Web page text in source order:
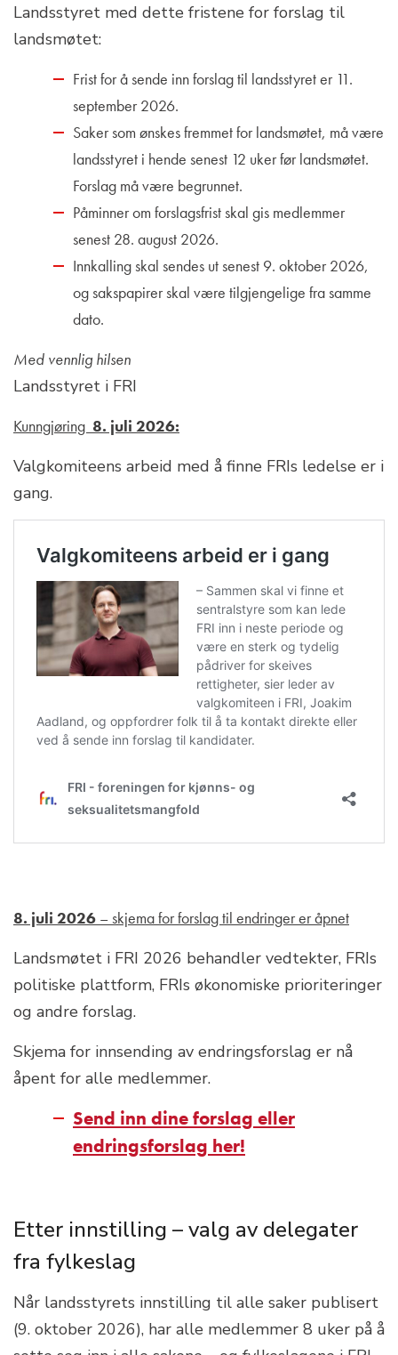
Landsstyret med dette fristene for forslag til
landsmøtet:
Frist for å sende inn forslag til landsstyret er 11.
september 2026.
Saker som ønskes fremmet for landsmøtet, må være
landsstyret i hende senest 12 uker før landsmøtet.
Forslag må være begrunnet.
Påminner om forslagsfrist skal gis medlemmer
senest 28. august 2026.
Innkalling skal sendes ut senest 9. oktober 2026,
og sakspapirer skal være tilgjengelige fra samme
dato.
Med vennlig hilsen
Landsstyret i FRI
Kunngjøring 8. juli 2026:
Valgkomiteens arbeid med å finne FRIs ledelse er i
gang.
8. juli 2026 – skjema for forslag til endringer er åpnet
Landsmøtet i FRI 2026 behandler vedtekter, FRIs
politiske plattform, FRIs økonomiske prioriteringer
og andre forslag.
Skjema for innsending av endringsforslag er nå
åpent for alle medlemmer.
Send inn dine forslag eller
endringsforslag her!
Etter innstilling – valg av delegater
fra fylkeslag
Når landsstyrets innstilling til alle saker publisert
(9. oktober 2026), har alle medlemmer 8 uker på å